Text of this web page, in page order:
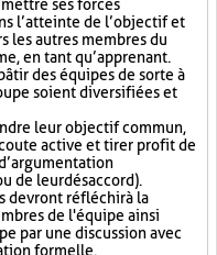
ses forces
l’atteinte de l’objectif et
les autres membres du
en tant qu’apprenant.
des équipes de sorte à
soient diversifiées et
leur objectif commun,
active et tirer profit de
de leur désaccord).
devront réfléchir à la
de l'équipe ainsi
par une discussion avec
formelle.